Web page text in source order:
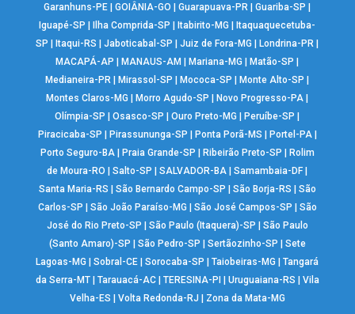
Garanhuns-PE |GOIÂNIA-GO |Guarapuava-PR |Guariba-SP |
Iguapé-SP |Ilha Comprida-SP |Itabirito-MG |Itaquaquecetuba-
SP |Itaqui-RS |Jaboticabal-SP |Juiz de Fora-MG |Londrina-PR |
MACAPÁ-AP |MANAUS-AM |Mariana-MG |Matão-SP |
Medianeira-PR |Mirassol-SP |Mococa-SP |Monte Alto-SP |
Montes Claros-MG |Morro Agudo-SP |Novo Progresso-PA |
Olímpia-SP |Osasco-SP |Ouro Preto-MG |Peruíbe-SP |
Piracicaba-SP | Pirassununga-SP | Ponta Porã-MS | Portel-PA|
Porto Seguro-BA| Praia Grande-SP | Ribeirão Preto-SP | Rolim
de Moura-RO |Salto-SP |SALVADOR-BA |Samambaia-DF |
Santa Maria-RS | São Bernardo Campo-SP | São Borja-RS | São
Carlos-SP | São João Paraíso-MG | São José Campos-SP | São
José do Rio Preto-SP | São Paulo (Itaquera)-SP | São Paulo
(Santo Amaro)-SP | São Pedro-SP | Sertãozinho-SP | Sete
Lagoas-MG |Sobral-CE |Sorocaba-SP |Taiobeiras-MG |Tangará
da Serra-MT| Tarauacá-AC| TERESINA-PI | Uruguaiana-RS | Vila
Velha-ES | Volta Redonda-RJ | Zona da Mata-MG